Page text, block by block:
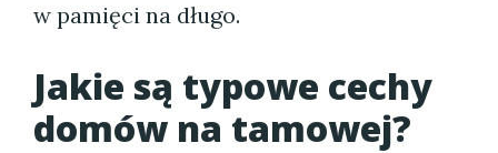
w pamięci na długo.
Jakie są typowe cechy
domów na tamowej?